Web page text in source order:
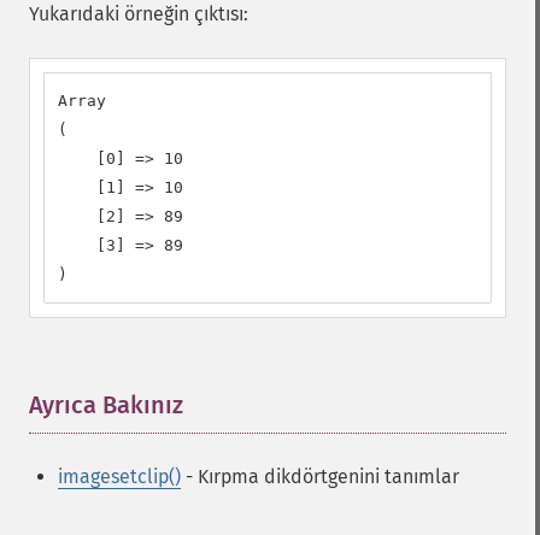
Yukarıdaki örneğin çıktısı:
Array
(
    [0] => 10
    [1] => 10
    [2] => 89
    [3] => 89
)
Ayrıca Bakınız
imagesetclip() - Kırpma dikdörtgenini tanımlar